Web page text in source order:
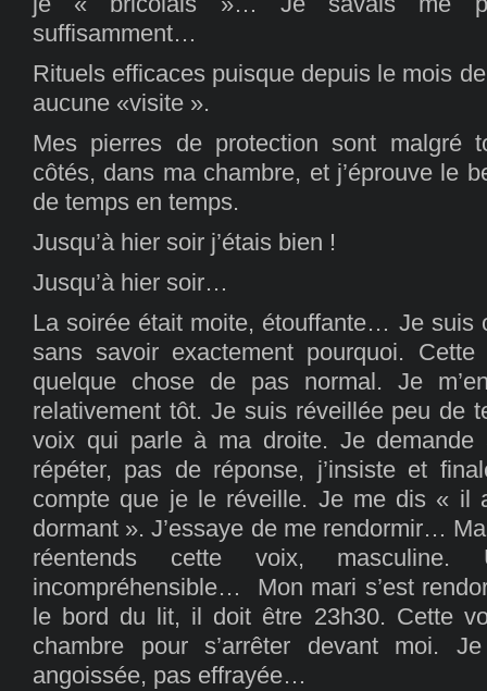
suffisamment…
Rituels efficaces puisque depuis le mois
aucune «visite ».
Mes pierres de protection sont malgré
côtés, dans ma chambre, et j’éprouve le
de temps en temps.
Jusqu’à hier soir j’étais bien !
Jusqu’à hier soir…
La soirée était moite, étouffante… Je suis
sans savoir exactement pourquoi.
quelque chose de pas normal. Je
relativement tôt. Je suis réveillée peu de
voix qui parle à ma droite. Je
répéter, pas de réponse, j’insiste et
compte que je le réveille. Je me dis « il
dormant ». J’essaye de me rendormir…
réentends cette voix, masculine.
incompréhensible… Mon mari s’est
le bord du lit, il doit être 23h30. Cette
chambre pour s’arrêter devant moi.
angoissée, pas effrayée…